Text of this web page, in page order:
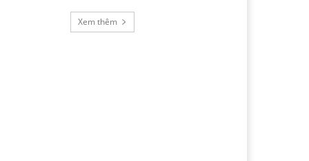
Xem thêm